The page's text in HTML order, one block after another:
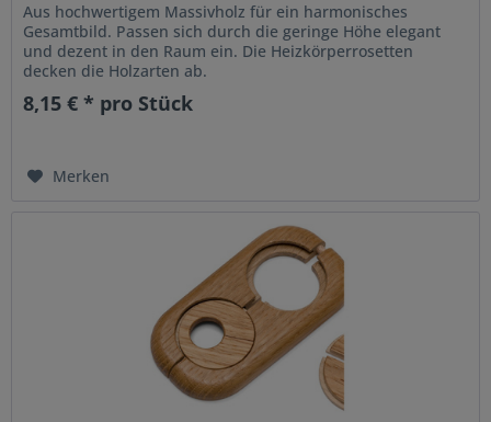
Aus hochwertigem Massivholz für ein harmonisches
Gesamtbild. Passen sich durch die geringe Höhe elegant
und dezent in den Raum ein. Die Heizkörperrosetten
decken die Holzarten ab.
8,15 € * pro Stück
Merken